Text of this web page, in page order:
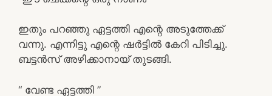
ഇതും പറഞ്ഞു ഏട്ടത്തി എന്റെ അടുത്തേക്ക്
വന്നു. എന്നിട്ടു എന്റെ ഷർട്ടിൽ കേറി പിടിച്ചു.
ബട്ടൻസ് അഴിക്കാനായ് തുടങ്ങി.
“ വേണ്ട ഏട്ടത്തി ”